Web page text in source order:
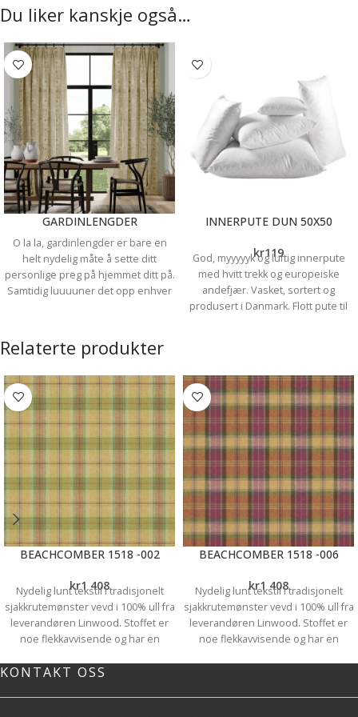
Du liker kanskje også…
GARDINLENGDER
O la la, gardinlengder er bare en
helt nydelig måte å sette ditt
personlige preg på hjemmet ditt på.
Samtidig luuuuner det opp enhver
velger spiller en stor rolle for
hvordan sluttresultatet blir.
utallige tekstiler å velge blant og du
kan ha skinner, eller gardinstenger.
Du kan ha lengder med rynkebånd -
som finnes i ulike bredder og
rynkeeffekter, ,maljer eller hemper.
Sømpris på gardinlengderfra
Kr.687, Vi syr lengdene så de
passer perfekt til dine vindu.
Prisene varierer etter høyde og
hvilket oppheng du velger. Vi
hjelper deg gjerne å finne dine
drømmegardiner, velkommen til
oss for inspirasjon!
INNERPUTE DUN 50X50
kr119
God, myyyyyk og luftig innerpute
med hvitt trekk og europeiske
andefjær. Vasket, sortert og
produsert i Danmark. Flott pute til
Relaterte produkter
BEACHCOMBER 1518 -002
kr1 408
Nydelig lunt tekstil i tradisjonelt
sjakkrutemønster vevd i 100% ull fra
leverandøren Linwood. Stoffet er
noe flekkavvisende og har en
det både egnet og praktisk til og
BEACHCOMBER 1518 -006
kr1 408
Nydelig lunt tekstil i tradisjonelt
sjakkrutemønster vevd i 100% ull fra
leverandøren Linwood. Stoffet er
noe flekkavvisende og har en
KONTAKT OSS